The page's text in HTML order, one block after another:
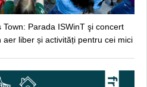
Parada ISWinT şi concert
liber și activități pentru cei mici